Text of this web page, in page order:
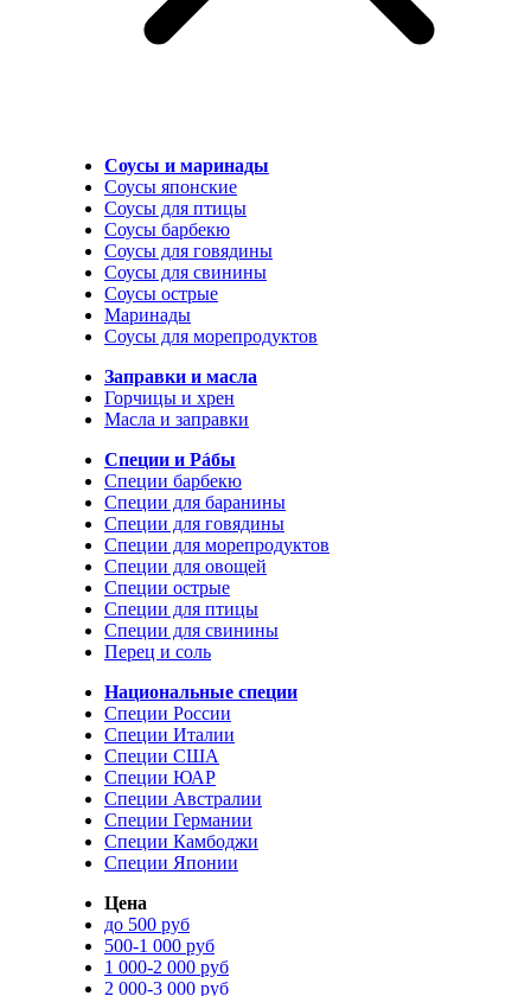
Соусы и маринады
Соусы японские
Соусы для птицы
Соусы барбекю
Соусы для говядины
Соусы для свинины
Соусы острые
Маринады
Соусы для морепродуктов
Заправки и масла
Горчицы и хрен
Масла и заправки
Специи и Рáбы
Специи барбекю
Специи для баранины
Специи для говядины
Специи для морепродуктов
Специи для овощей
Специи острые
Специи для птицы
Специи для свинины
Перец и соль
Национальные специи
Специи России
Специи Италии
Специи США
Специи ЮАР
Специи Австралии
Специи Германии
Специи Камбоджи
Специи Японии
Цена
до 500 руб
500-1 000 руб
1 000-2 000 руб
2 000-3 000 руб